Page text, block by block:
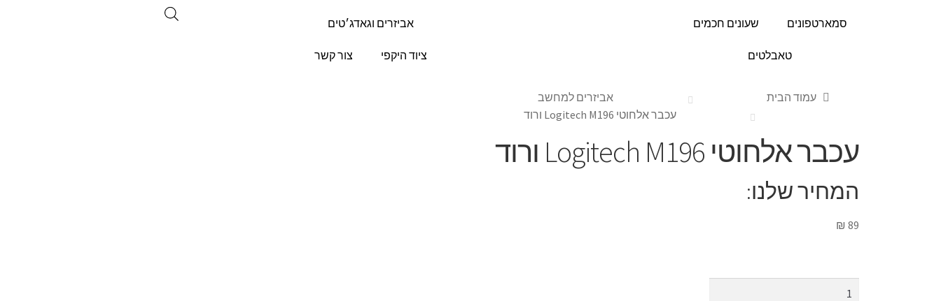
סמארטפונים שעונים חכמים
טאבלטים
אביזרים וגאדג׳טים
ציוד היקפי צור קשר
עמוד הבית
אביזרים למחשב
עכבר אלחוטי Logitech M196 ורוד
עכבר אלחוטי Logitech M196 ורוד
המחיר שלנו:
₪ 89